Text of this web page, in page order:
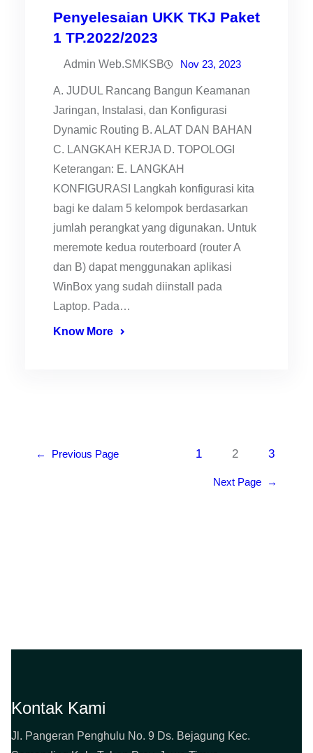
Penyelesaian UKK TKJ Paket
1 TP.2022/2023
Admin Web.SMKSB Nov 23, 2023
A. JUDUL Rancang Bangun Keamanan
Jaringan, Instalasi, dan Konfigurasi
Dynamic Routing B. ALAT DAN BAHAN
C. LANGKAH KERJA D. TOPOLOGI
Keterangan: E. LANGKAH
KONFIGURASI Langkah konfigurasi kita
bagi ke dalam 5 kelompok berdasarkan
jumlah perangkat yang digunakan. Untuk
meremote kedua routerboard (router A
dan B) dapat menggunakan aplikasi
WinBox yang sudah diinstall pada
Laptop. Pada…
Know More
← Previous Page 1 2 3
Next Page →
Kontak Kami
Jl. Pangeran Penghulu No. 9 Ds. Bejagung Kec.